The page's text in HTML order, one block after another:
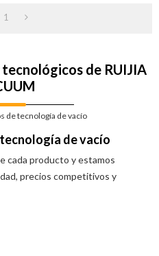
1
de RUIJIA
de tecnología de vacío
de vacío
cada producto y estamos
precios competitivos y